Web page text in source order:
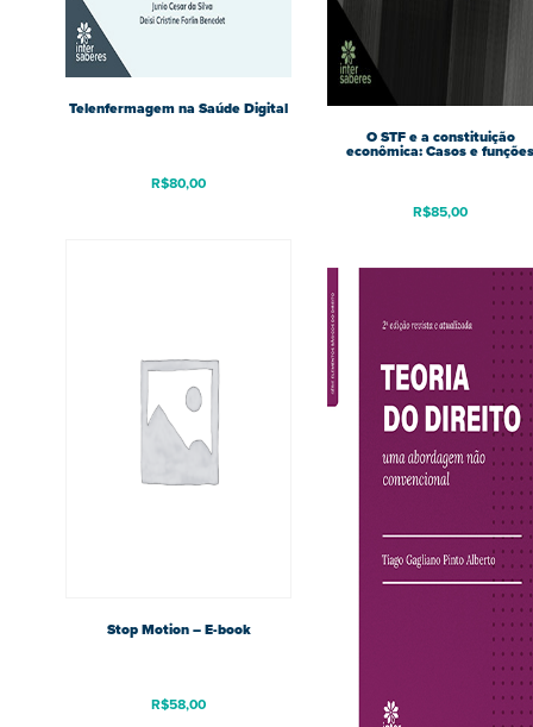
Telenfermagem na Saúde Digital
R$80,00
O STF e a constituição
econômica: Casos e funções
R$85,00
Stop Motion – E-book
R$58,00